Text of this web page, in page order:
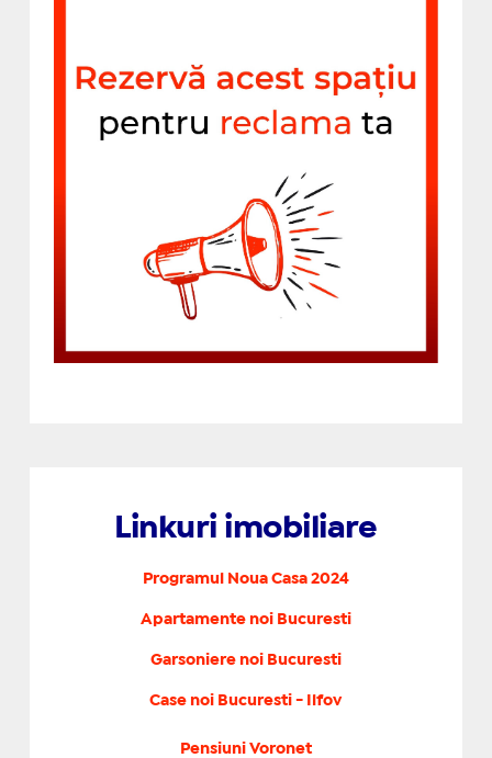
Linkuri imobiliare
Programul Noua Casa 2024
Apartamente noi Bucuresti
Garsoniere noi Bucuresti
Case noi Bucuresti - Ilfov
Pensiuni Voronet